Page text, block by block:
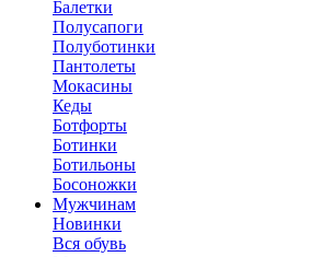
Балетки
Полусапоги
Полуботинки
Пантолеты
Мокасины
Кеды
Ботфорты
Ботинки
Ботильоны
Босоножки
Мужчинам
Новинки
Вся обувь